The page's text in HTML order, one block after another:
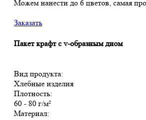
Можем нанести до 6 цветов, самая
Заказать
Пакет крафт с v-образным дном
Вид продукта:
Хлебные изделия
Плотность:
60 - 80 г/м²
Материал: